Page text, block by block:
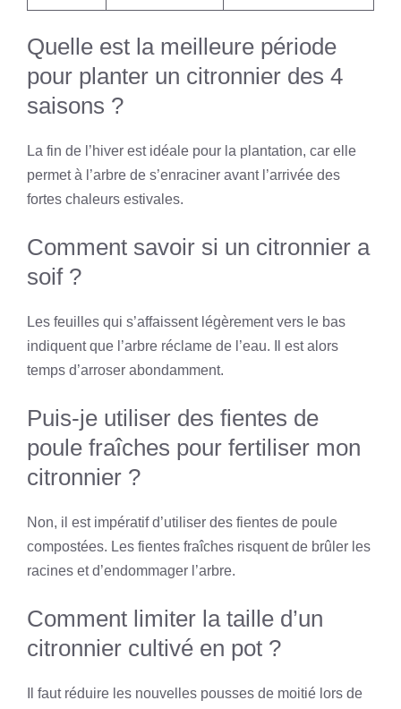
Quelle est la meilleure période
pour planter un citronnier des 4
saisons ?
La fin de l’hiver est idéale pour la plantation, car elle
permet à l’arbre de s’enraciner avant l’arrivée des
fortes chaleurs estivales.
Comment savoir si un citronnier a
soif ?
Les feuilles qui s’affaissent légèrement vers le bas
indiquent que l’arbre réclame de l’eau. Il est alors
temps d’arroser abondamment.
Puis-je utiliser des fientes de
poule fraîches pour fertiliser mon
citronnier ?
Non, il est impératif d’utiliser des fientes de poule
compostées. Les fientes fraîches risquent de brûler les
racines et d’endommager l’arbre.
Comment limiter la taille d’un
citronnier cultivé en pot ?
Il faut réduire les nouvelles pousses de moitié lors de